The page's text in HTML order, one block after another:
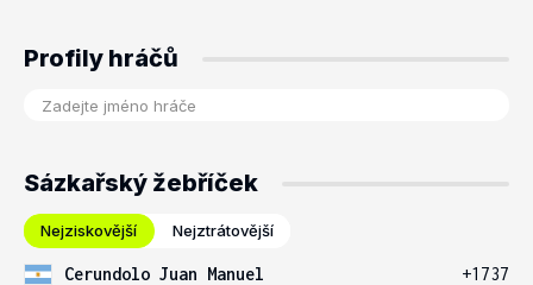
Profily hráčů
Sázkařský žebříček
Nejziskovější Nejztrátovější
Cerundolo Juan Manuel
+1737